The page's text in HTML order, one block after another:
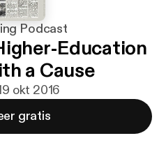
Podcast
Education
a Cause
okt 2016
gratis